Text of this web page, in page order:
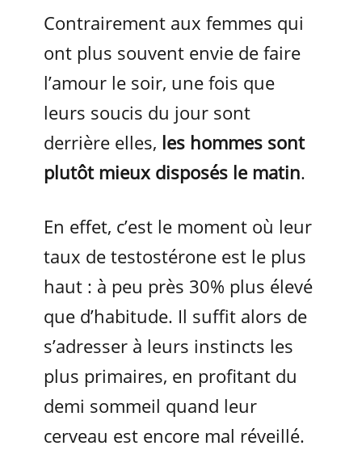
Contrairement aux femmes qui
ont plus souvent envie de faire
l’amour le soir, une fois que
leurs soucis du jour sont
derrière elles, les hommes sont
plutôt mieux disposés le matin.
En effet, c’est le moment où leur
taux de testostérone est le plus
haut : à peu près 30% plus élevé
que d’habitude. Il suffit alors de
s’adresser à leurs instincts les
plus primaires, en profitant du
demi sommeil quand leur
cerveau est encore mal réveillé.